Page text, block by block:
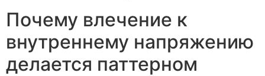
Почему влечение к
внутреннему напряжению
делается паттерном